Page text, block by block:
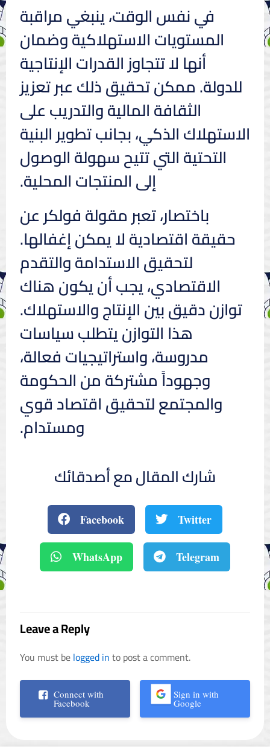
في نفس الوقت، ينبغي مراقبة
المستويات الاستهلاكية وضمان
أنها لا تتجاوز القدرات الإنتاجية
للدولة. ممكن تحقيق ذلك عبر تعزيز
الثقافة المالية والتدريب على
الاستهلاك الذكي، بجانب تطوير البنية
التحتية التي تتيح سهولة الوصول
إلى المنتجات المحلية.
باختصار، تعبر مقولة فولكر عن
حقيقة اقتصادية لا يمكن إغفالها.
لتحقيق الاستدامة والتقدم
الاقتصادي، يجب أن يكون هناك
توازن دقيق بين الإنتاج والاستهلاك.
هذا التوازن يتطلب سياسات
مدروسة، واستراتيجيات فعالة،
وجهوداً مشتركة من الحكومة
والمجتمع لتحقيق اقتصاد قوي
ومستدام.
شارك المقال مع أصدقائك
Facebook Twitter
WhatsApp Telegram
Leave a Reply
You must belogged into post a comment.
Connect with
Facebook
Sign in with
Google